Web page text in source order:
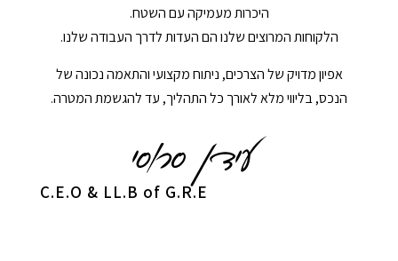
היכרות מעמיקה עם השטח.
הלקוחות המרוצים שלנו הם העדות לדרך העבודה שלנו.
אפיון מדויק של הצרכים, ניתוח מקצועי והתאמה נכונה של
הנכס, בליווי מלא לאורך כל התהליך, עד להגשמת המטרה.
C.E.O & LL.B of G.R.E